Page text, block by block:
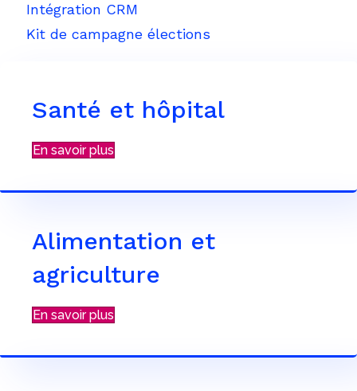
Intégration CRM
Kit de campagne élections
Santé et hôpital
En savoir plus
Alimentation et
agriculture
En savoir plus